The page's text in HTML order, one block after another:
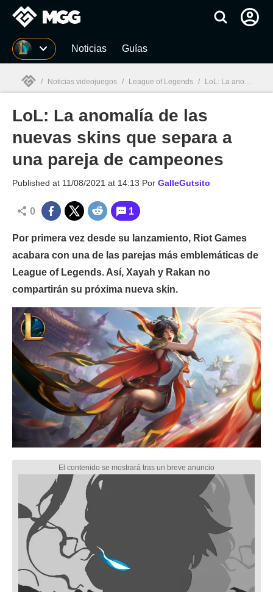
MGG Noticias Guías
MGG
/ Noticias videojuegos / League of Legends / LoL: La anomalía de las nuevas skins que separa a una pareja de campeones
LoL: La anomalía de las
nuevas skins que separa a
una pareja de campeones
Published at 11/08/2021 at 14:13 Por GalleGutsito
0 1
Por primera vez desde su lanzamiento, Riot Games
acabara con una de las parejas más emblemáticas de
League of Legends. Así, Xayah y Rakan no
compartirán su próxima nueva skin.